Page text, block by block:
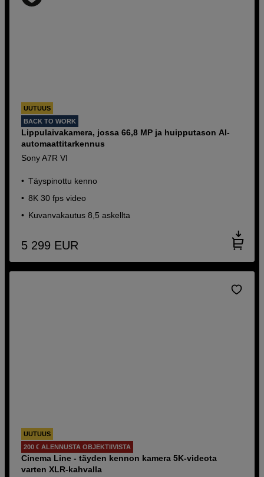
UUTUUS
BACK TO WORK
Lippulaivakamera, jossa 66,8 MP ja huipputason AI-
automaattitarkennus
Sony A7R VI
Täyspinottu kenno
8K 30 fps video
Kuvanvakautus 8,5 askellta
5 299 EUR
UUTUUS
200 € ALENNUSTA OBJEKTIIVISTA
Cinema Line - täyden kennon kamera 5K-videota
varten XLR-kahvalla